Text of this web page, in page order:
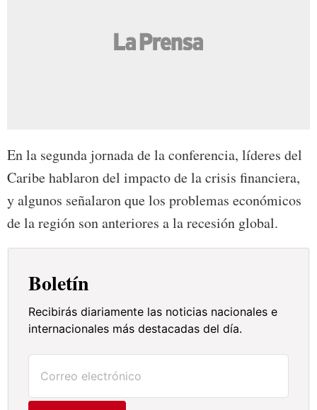
En la segunda jornada de la conferencia, líderes del
Caribe hablaron del impacto de la crisis financiera,
y algunos señalaron que los problemas económicos
de la región son anteriores a la recesión global.
Boletín
Recibirás diariamente las noticias nacionales e
internacionales más destacadas del día.